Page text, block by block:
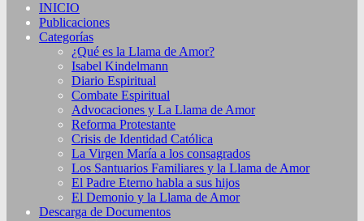
INICIO
Publicaciones
Categorías
¿Qué es la Llama de Amor?
Isabel Kindelmann
Diario Espiritual
Combate Espiritual
Advocaciones y La Llama de Amor
Reforma Protestante
Crisis de Identidad Católica
La Virgen María a los consagrados
Los Santuarios Familiares y la Llama de Amor
El Padre Eterno habla a sus hijos
El Demonio y la Llama de Amor
Descarga de Documentos